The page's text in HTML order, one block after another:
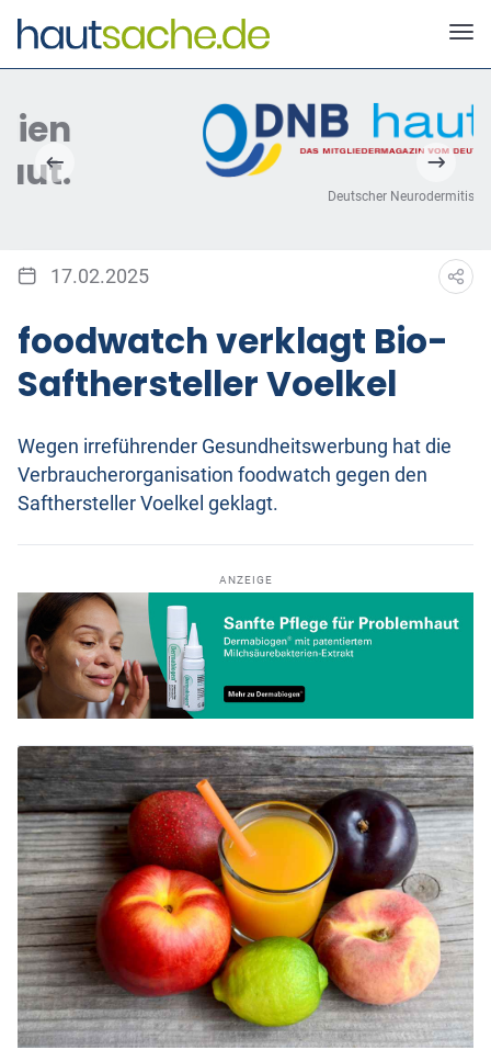
Deutscher Neurodermitis Bund e.V.
17.02.2025
foodwatch verklagt Bio-
Safthersteller Voelkel
Wegen irreführender Gesundheitswerbung hat die
Verbraucherorganisation foodwatch gegen den
Safthersteller Voelkel geklagt.
ANZEIGE